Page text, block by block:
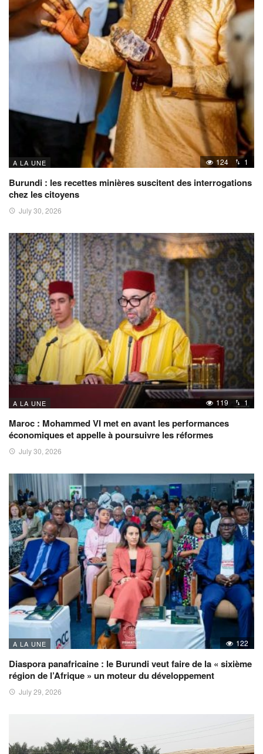
A LA UNE 124 1
Burundi : les recettes minières suscitent des interrogations
chez les citoyens
July 30, 2026
A LA UNE 119 1
Maroc : Mohammed VI met en avant les performances
économiques et appelle à poursuivre les réformes
July 30, 2026
A LA UNE 122
Diaspora panafricaine : le Burundi veut faire de la « sixième
région de l’Afrique » un moteur du développement
July 29, 2026